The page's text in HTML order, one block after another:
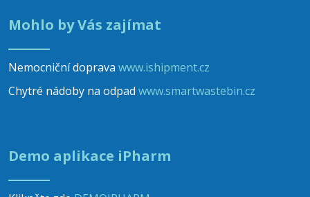
Mohlo by Vás zajímat
Nemocniční doprava www.ishipment.cz
Chytré nádoby na odpad www.smartwastebin.cz
Demo aplikace iPharm